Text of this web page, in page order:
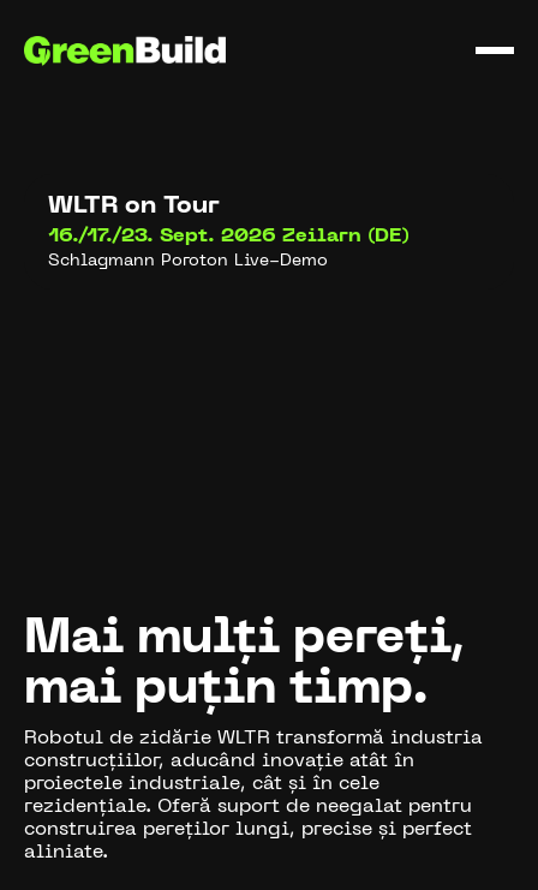
WLTR on Tour
16./17./23. Sept. 2026 Zeilarn (DE)
Schlagmann Poroton Live-Demo
Mai mulți pereți,
mai puțin timp.
Robotul de zidărie WLTR transformă industria
construcțiilor, aducând inovație atât în
proiectele industriale, cât și în cele
rezidențiale. Oferă suport de neegalat pentru
construirea pereților lungi, precise și perfect
aliniate.